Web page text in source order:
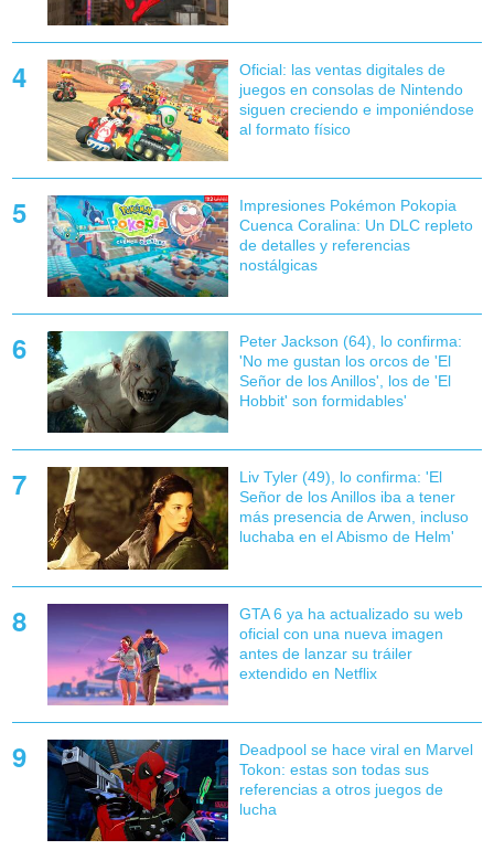
Oficial: las ventas digitales de
juegos en consolas de Nintendo
siguen creciendo e imponiéndose
al formato físico
Impresiones Pokémon Pokopia
Cuenca Coralina: Un DLC repleto
de detalles y referencias
nostálgicas
Peter Jackson (64), lo confirma:
'No me gustan los orcos de 'El
Señor de los Anillos', los de 'El
Hobbit' son formidables'
Liv Tyler (49), lo confirma: 'El
Señor de los Anillos iba a tener
más presencia de Arwen, incluso
luchaba en el Abismo de Helm'
GTA 6 ya ha actualizado su web
oficial con una nueva imagen
antes de lanzar su tráiler
extendido en Netflix
Deadpool se hace viral en Marvel
Tokon: estas son todas sus
referencias a otros juegos de
lucha